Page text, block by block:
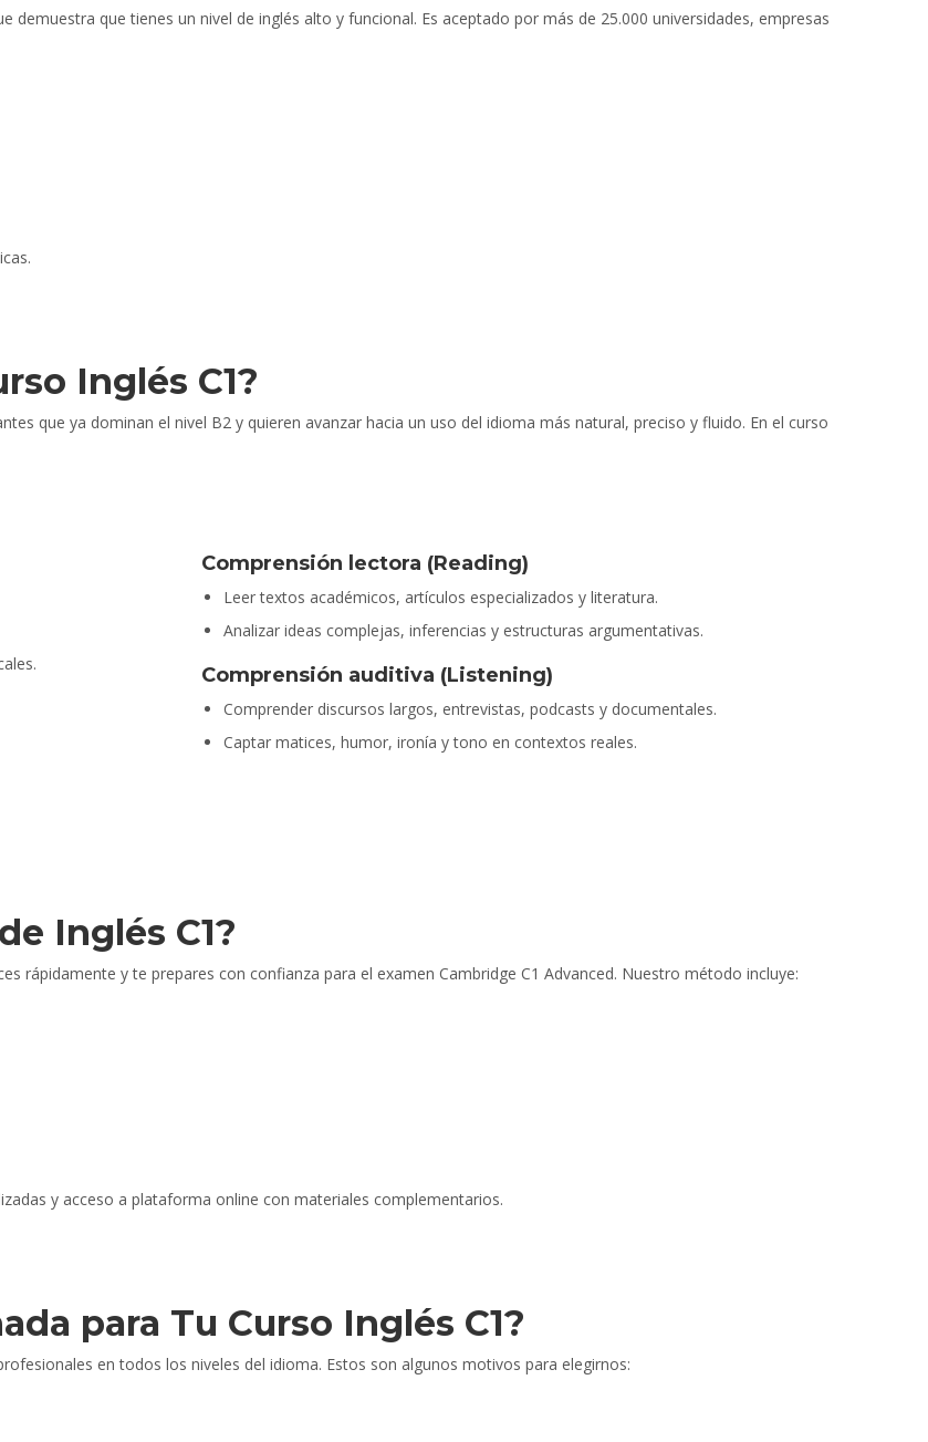
demuestra que tienes un nivel de inglés alto y funcional. Es aceptado por más de 25.000 universidades, empresas
Inglés C1?
que ya dominan el nivel B2 y quieren avanzar hacia un uso del idioma más natural, preciso y fluido. En el curso
Comprensión lectora (Reading)
Leer textos académicos, artículos especializados y literatura.
Analizar ideas complejas, inferencias y estructuras argumentativas.
Comprensión auditiva (Listening)
Comprender discursos largos, entrevistas, podcasts y documentales.
Captar matices, humor, ironía y tono en contextos reales.
Inglés C1?
rápidamente y te prepares con confianza para el examen Cambridge C1 Advanced. Nuestro método incluye:
y acceso a plataforma online con materiales complementarios.
para Tu Curso Inglés C1?
en todos los niveles del idioma. Estos son algunos motivos para elegirnos: